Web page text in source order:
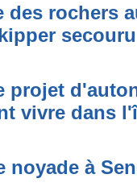
des rochers
projet
vivre dans
noyade à